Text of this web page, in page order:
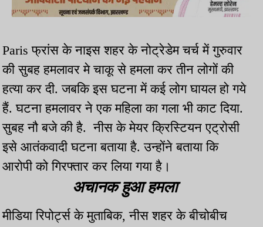
Paris फ्रांस के नाइस शहर के नोट्रेडेम चर्च में गुरुवार
की सुबह हमलावर मे चाकू से हमला कर तीन लोगों की
हत्या कर दी. जबकि इस घटना में कई लोग घायल हो गये
हैं. घटना हमलावर ने एक महिला का गला भी काट दिया.
सुबह नौ बजे की है. नीस के मेयर क्रिस्टियन एट्रोसी
इसे आतंकवादी घटना बताया है. उन्होंने बताया कि
आरोपी को गिरफ्तार कर लिया गया है।
अचानक हुआ हमला
मीडिया रिपोर्ट्स के मुताबिक, नीस शहर के बीचोबीच